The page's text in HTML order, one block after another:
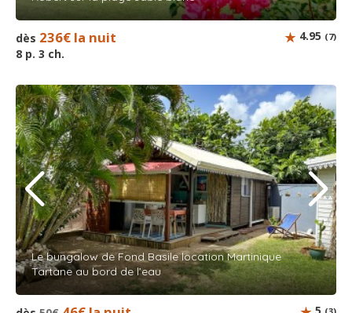
dès 236€ la nuit
8 p. 3 ch.
4.95 (7)
Le bungalow de Fond Basile location Martinique
Tartane au bord de l’eau